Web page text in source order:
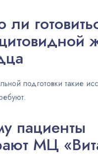
подготовки такие
пациенты
МЦ